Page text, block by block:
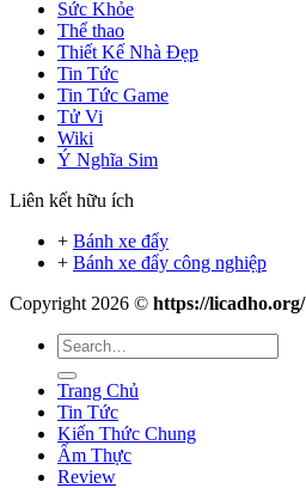
Sức Khỏe
Thể thao
Thiết Kế Nhà Đẹp
Tin Tức
Tin Tức Game
Tử Vi
Wiki
Ý Nghĩa Sim
Liên kết hữu ích
+ Bánh xe đẩy
+ Bánh xe đẩy công nghiệp
Copyright 2026 © https://licadho.org/
Trang Chủ
Tin Tức
Kiến Thức Chung
Ẩm Thực
Review